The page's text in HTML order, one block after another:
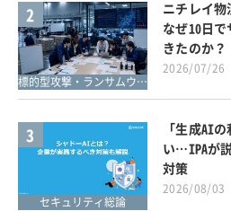
2
標的型攻撃・ランサムウェア対策
ニチレイ物
なぜ10日
きたのか？
2026/07/26
3
セキュリティ総論
「生成AI
い…IPAが
対策
2026/08/03